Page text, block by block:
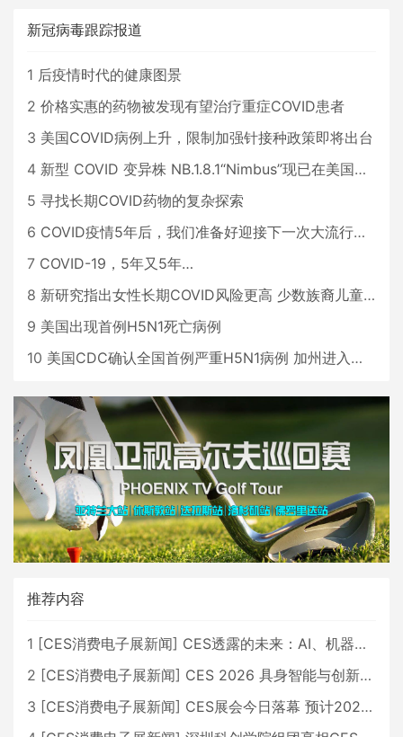
新冠病毒跟踪报道
1 后疫情时代的健康图景
2 价格实惠的药物被发现有望治疗重症COVID患者
3 美国COVID病例上升，限制加强针接种政策即将出台
4 新型 COVID 变异株 NB.1.8.1“Nimbus”现已在美国占据主导地位
5 寻找长期COVID药物的复杂探索
6 COVID疫情5年后，我们准备好迎接下一次大流行了吗？
7 COVID-19，5年又5年…
8 新研究指出女性长期COVID风险更高 少数族裔儿童存在差异
9 美国出现首例H5N1死亡病例
10 美国CDC确认全国首例严重H5N1病例 加州进入紧急状态
推荐内容
1 [CES消费电子展新闻] CES透露的未来：AI、机器人与智能生活大爆发
2 [CES消费电子展新闻] CES 2026 具身智能与创新领域 中国公司大放异彩
3 [CES消费电子展新闻] CES展会今日落幕 预计2026行业收入将超五千亿美元